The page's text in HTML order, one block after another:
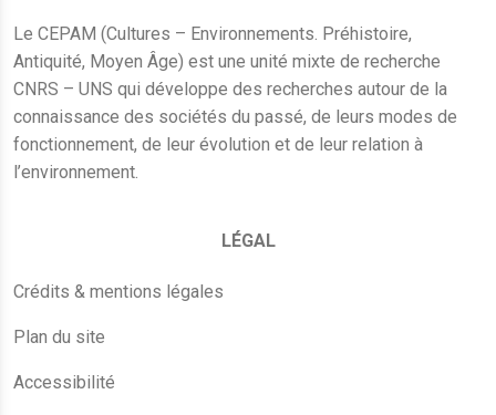
Le CEPAM (Cultures – Environnements. Préhistoire,
Antiquité, Moyen Âge) est une unité mixte de recherche
CNRS – UNS qui développe des recherches autour de la
connaissance des sociétés du passé, de leurs modes de
fonctionnement, de leur évolution et de leur relation à
l’environnement.
LÉGAL
Crédits & mentions légales
Plan du site
Accessibilité